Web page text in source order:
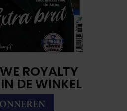
ROYALTY
DE WINKEL